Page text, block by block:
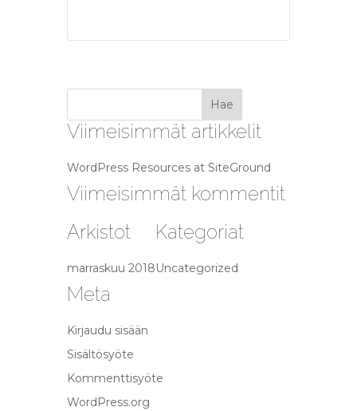
Viimeisimmät artikkelit
WordPress Resources at SiteGround
Viimeisimmät kommentit
Arkistot
marraskuu 2018
Kategoriat
Uncategorized
Meta
Kirjaudu sisään
Sisältösyöte
Kommenttisyöte
WordPress.org